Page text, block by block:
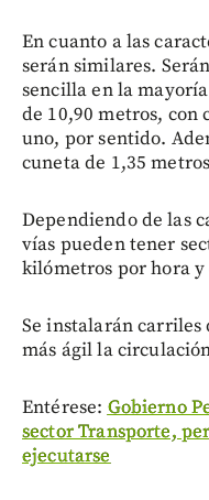
En cuanto a las
serán similares.
sencilla en la
de 10,90 metros, con
uno, por sentido.
cuneta de 1,35
Dependiendo de las
vías pueden tener
kilómetros por hora y
Se instalarán
más ágil la
Entérese: Gobierno
sector Transporte,
ejecutarse